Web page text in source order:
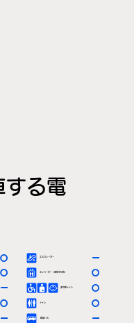
する電
エスカレーター
エレベーター（車椅子対応）
多目的トイレ
〇
〇
ー
ー
〇
〇
トイレ
〇 〇
ー 路線バス ー